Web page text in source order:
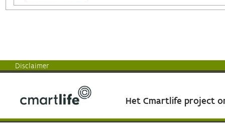
Disclaimer
Het Cmartlife project